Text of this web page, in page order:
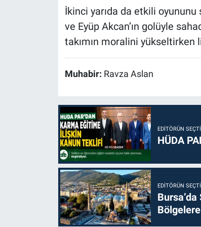
İkinci yarıda da etkili oyununu
ve Eyüp Akcan’ın golüyle
takımın moralini yükseltirken
Muhabir: Ravza Aslan
EDITÖRÜN
HÜDA
EDITÖRÜN